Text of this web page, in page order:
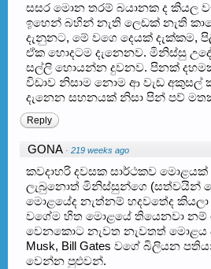
සසර මොන තරම් බයානක ද කියල
ඉහෙන් බහින් නැති ලෙඩක් නැති
දැනුනට, මේ වගෙ දෙයක් දැක්කම,
ඒක හොදටම දැනෙනව. මිනිස්සු
සල්ලි හොයන්න දුවනව. පිනක්
විඩාව නිසාම නොම ආ වැඩ
දැනෙන සහනයක් නිසා පින් පව්
Reply
GONA · 219 weeks ago
කවදාහරි දවසක සාර්ථකව
ලැබුනොත් මිනිස්සුන්ගෙ (සත්වයින්
මොළයේද නැත්නම් හදවතේද
වගේම හිත මොළයේ තියෙනවා නම්
වෙනකොට නැවත නැවතත් මොළය
Musk, Bill Gates වගේ බිලියන
වෙන්න පුළුවන්.